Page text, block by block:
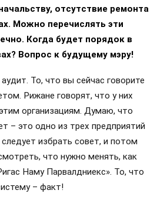
отсутствие ремонта
Можно перечислять эти
Когда будет порядок в
Вопрос к будущему мэру!
То, что вы сейчас говорите
Рижане говорят, что у них
организациям. Думаю, что
– это одно из трех предприятий
избрать совет, и потом
что нужно менять, как
Наму Парвалдниекс». То, что
– факт!